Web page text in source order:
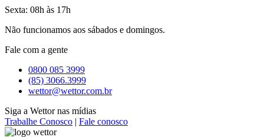
Sexta: 08h às 17h
Não funcionamos aos sábados e domingos.
Fale com a gente
0800 085 3999
(85) 3066.3999
wettor@wettor.com.br
Siga a Wettor nas mídias
Trabalhe Conosco | Fale conosco